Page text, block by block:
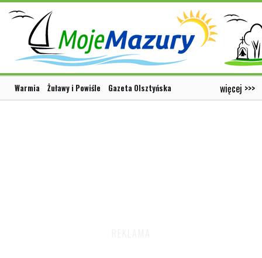
Warmia Żuławy i Powiśle Gazeta Olsztyńska więcej >>>